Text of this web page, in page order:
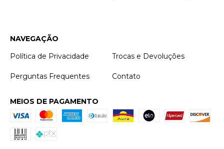
NAVEGAÇÃO
Política de Privacidade
Trocas e Devoluções
Perguntas Frequentes Contato
MEIOS DE PAGAMENTO